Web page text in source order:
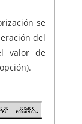
se
del
valor de